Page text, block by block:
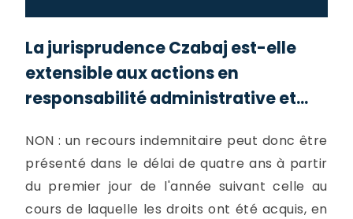
La jurisprudence Czabaj est-elle
extensible aux actions en
responsabilité administrative et...
NON : un recours indemnitaire peut donc être
présenté dans le délai de quatre ans à partir
du premier jour de l'année suivant celle au
cours de laquelle les droits ont été acquis, en